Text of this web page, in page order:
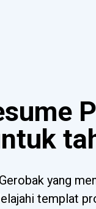
yang
templat